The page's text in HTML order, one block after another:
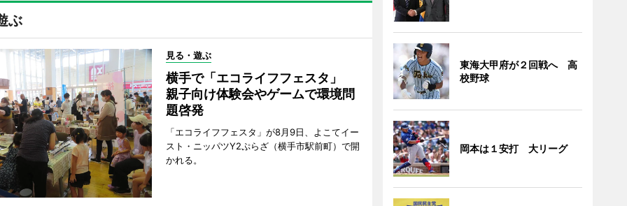
ぶ
見る・遊ぶ
横手で「エコライフフェスタ」
親子向け体験会やゲームで環境問
題啓発
「エコライフフェスタ」が8月9日、よこてイー
スト・ニッパツY2ぷらざ（横手市駅前町）で開
かれる。
東海大甲府が２回戦へ 高
校野球
岡本は１安打 大リーグ